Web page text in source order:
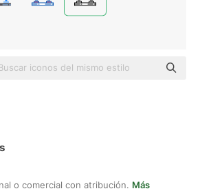
o comercial con atribución. Más